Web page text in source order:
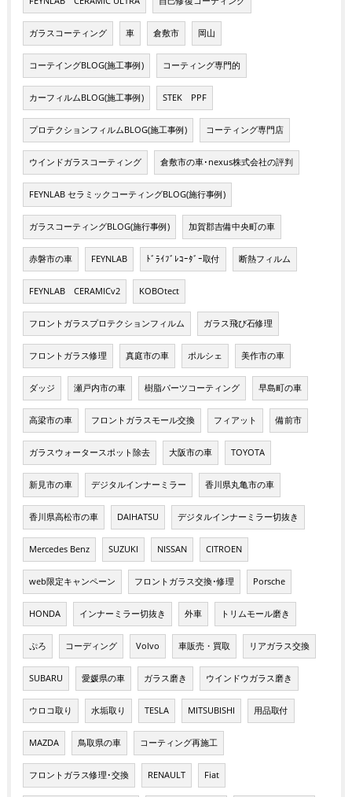
ガラスコーティング 車 倉敷市 岡山
コーテイングBLOG(施工事例) コーティング専門的
カーフィルムBLOG(施工事例) STEK PPF
プロテクションフィルムBLOG(施工事例) コーティング専門店
ウインドガラスコーティング 倉敷市の車･nexus株式会社の評判
FEYNLAB セラミックコーティングBLOG(施行事例)
ガラスコーティングBLOG(施行事例) 加賀郡吉備中央町の車
赤磐市の車 FEYNLAB ﾄﾞﾗｲﾌﾞﾚｺｰﾀﾞｰ取付 断熱フィルム
FEYNLAB CERAMICv2 KOBOtect
フロントガラスプロテクションフィルム ガラス飛び石修理
フロントガラス修理 真庭市の車 ポルシェ 美作市の車
ダッジ 瀬戸内市の車 樹脂パーツコーティング 早島町の車
高梁市の車 フロントガラスモール交換 フィアット 備前市
ガラスウォータースポット除去 大阪市の車 TOYOTA
新見市の車 デジタルインナーミラー 香川県丸亀市の車
香川県高松市の車 DAIHATSU デジタルインナーミラー切抜き
Mercedes Benz SUZUKI NISSAN CITROEN
web限定キャンペーン フロントガラス交換･修理 Porsche
HONDA インナーミラー切抜き 外車 トリムモール磨き
ぷろ コーディング Volvo 車販売・買取 リアガラス交換
SUBARU 愛媛県の車 ガラス磨き ウインドウガラス磨き
ウロコ取り 水垢取り TESLA MITSUBISHI 用品取付
MAZDA 鳥取県の車 コーティング再施工
フロントガラス修理･交換 RENAULT Fiat